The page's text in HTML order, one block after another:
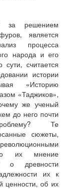
за решением
является
процесса
народа и его
сути, считается
истории
«Историю
«Таджиков»,
же ученый
до него почти
Те
сюжеты,
их мнение
о древности
их к
ценности, об их